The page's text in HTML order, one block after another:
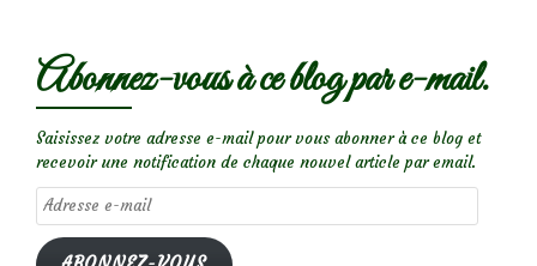
Abonnez-vous à ce blog par e-mail.
Saisissez votre adresse e-mail pour vous abonner à ce blog et
recevoir une notification de chaque nouvel article par email.
Adresse
e-
mail